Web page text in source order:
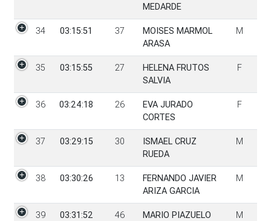
MEDARDE
34 03:15:51 37
MOISES MARMOL
ARASA
M
35 03:15:55 27
HELENA FRUTOS
SALVIA
F
36 03:24:18 26
EVA JURADO
CORTES
F
37 03:29:15 30
ISMAEL CRUZ
RUEDA
M
38 03:30:26 13
FERNANDO JAVIER
ARIZA GARCIA
M
39 03:31:52 46
MARIO PIAZUELO
M